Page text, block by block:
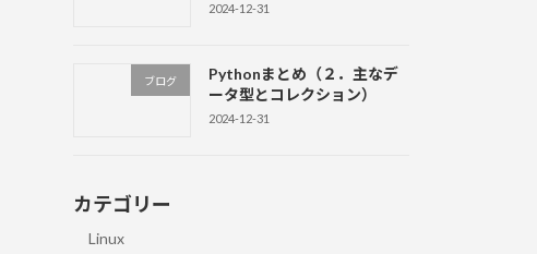
2024-12-31
ブログ
Pythonまとめ（２．主なデ
ータ型とコレクション）
2024-12-31
カテゴリー
Linux